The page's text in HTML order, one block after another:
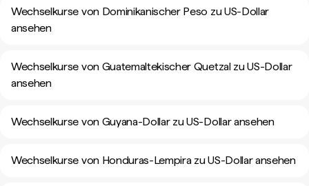
Wechselkurse von Dominikanischer Peso zu US-Dollar
ansehen
Wechselkurse von Guatemaltekischer Quetzal zu US-Dollar
ansehen
Wechselkurse von Guyana-Dollar zu US-Dollar ansehen
Wechselkurse von Honduras-Lempira zu US-Dollar ansehen